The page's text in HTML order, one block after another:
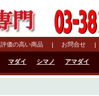
評価の高い商品 お問合せ
マダイ シマノ アマダイ